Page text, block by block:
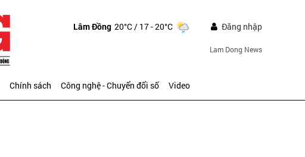
Lâm Đồng 20°C/ 17 - 20°C Đăng nhập
Lam Dong News
Chính sách Công nghệ - Chuyển đổi số Video